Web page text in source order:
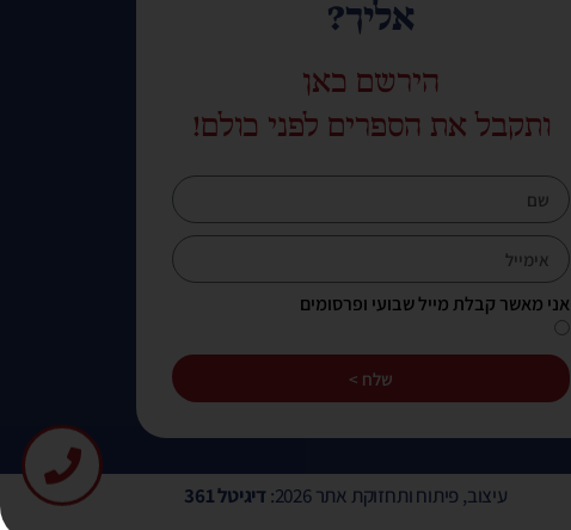
אליך?
הירשם כאן
ותקבל את הספרים לפני כולם!
אני מאשר קבלת מייל שבועי ופרסומים
שלח >
עיצוב, פיתוח ותחזוקת אתר 2026: דיגיטל 361